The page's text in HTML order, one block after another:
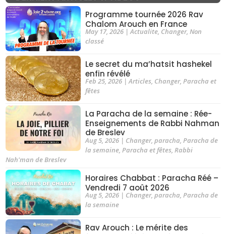
Programme tournée 2026 Rav
Chalom Arouch en France
May 17, 2026|Actualite, Changer, Non
classé
Le secret du ma’hatsit hashekel
enfin révélé
Feb 25, 2026|Articles, Changer, Paracha et
fêtes
La Paracha de la semaine : Rée-
Enseignements de Rabbi Nahman
de Breslev
Aug 5, 2026| Changer, paracha, Paracha de
la semaine, Paracha et fêtes, Rabbi
Nah'man de Breslev
Horaires Chabbat : Paracha Réé –
Vendredi 7 août 2026
Aug 5, 2026| Changer, paracha, Paracha de
la semaine
Rav Arouch : Le mérite des